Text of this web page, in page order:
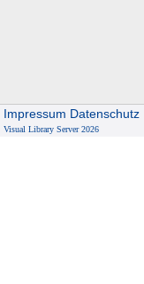
Impressum Datenschutz
Visual Library Server 2026